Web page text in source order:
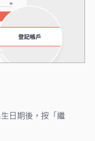
日期後，按「繼